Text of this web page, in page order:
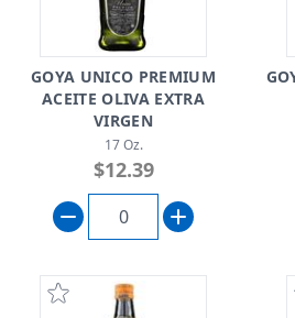
GOYA UNICO PREMIUM
ACEITE OLIVA EXTRA
VIRGEN
17 Oz.
$12.39